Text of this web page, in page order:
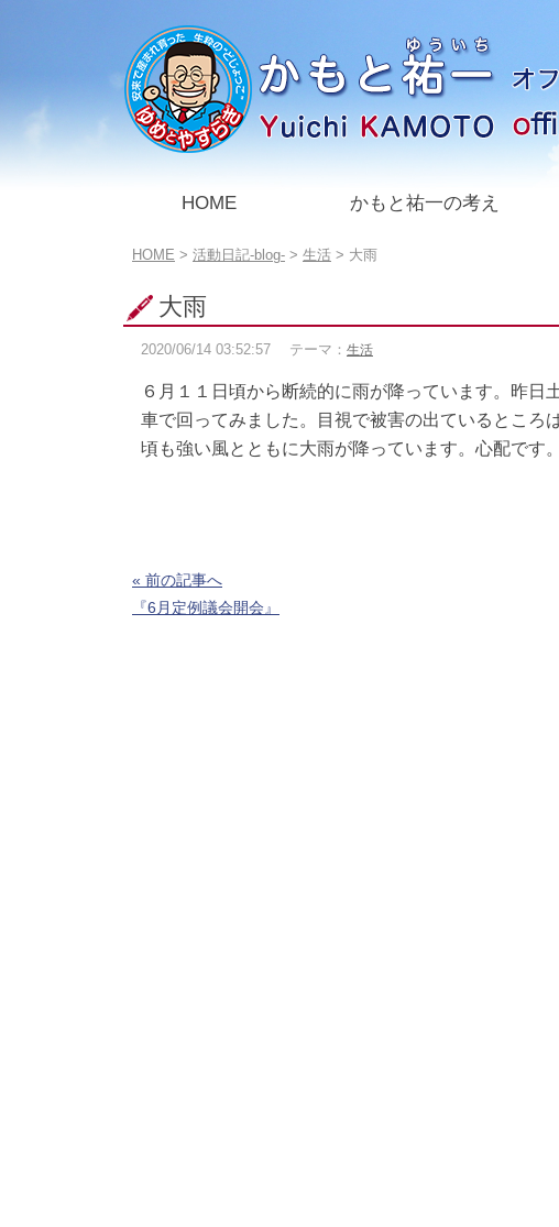
HOME かもと祐一の考え
こ
ペ
ー
の
置:
HOME > 活動日記-blog- > 生活 > 大雨
大雨
2020/06/14 03:52:57 テーマ： 生活
６月１１日頃から断続的に雨が降っています。昨
車で回ってみました。目視で被害の出ているところ
頃も強い風とともに大雨が降っています。心配です。
« 前の記事へ
『6月定例議会開会』